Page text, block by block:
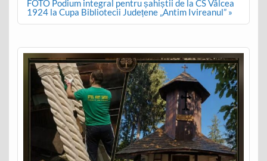
FOTO Podium integral pentru șahiștii de la CS Vâlcea
1924 la Cupa Bibliotecii Județene „Antim Ivireanul” »